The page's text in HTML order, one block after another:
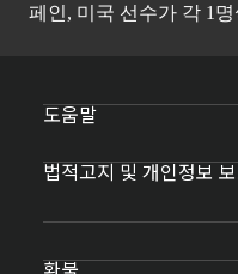
페인, 미국 선수가 각 1
도움말
법적고지 및 개인정보